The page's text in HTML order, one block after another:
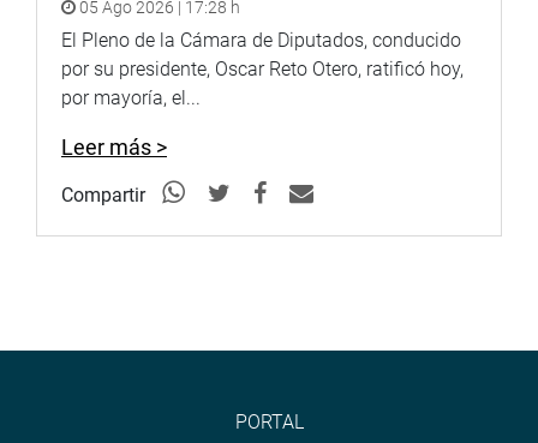
05 Ago 2026 | 17:28 h
El Pleno de la Cámara de Diputados, conducido
por su presidente, Oscar Reto Otero, ratificó hoy,
por mayoría, el...
Leer más >
Compartir
PORTAL